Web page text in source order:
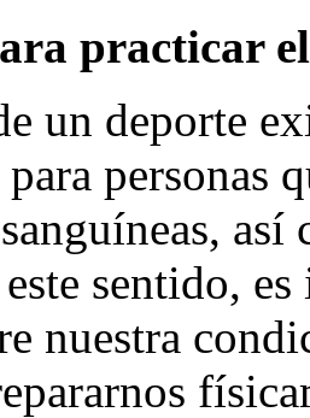
practicar
un deporte
personas
sentido,
nuestra